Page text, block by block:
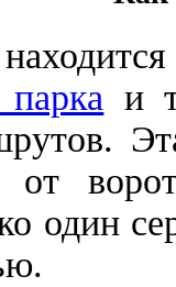
и
от
один